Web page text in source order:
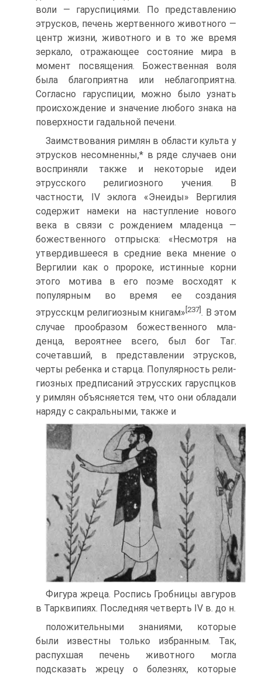
воли — гаруспициями. По представле­нию
этрусков, печень жертвенного животного —
центр жизни, животного и в то же время
зеркало, отражающее состояние мира в
момент посвящения. Божественная воля
была благоприятна или неблагоприятна.
Согласно гаруспиции, можно было узнать
происхождение и значение любого знака на
поверхности га­дальной печени.
Заимствования римлян в области культа у
этрусков несом­ненны,* в ряде случаев они
восприняли также и некоторые идеи
этрусского религиозного учения. В
частности, IV эклога «Эне­иды» Вергилия
содержит намеки на наступление нового
века в связи с рождением младенца —
божественного отпрыска: «Несмотря на
утвердившееся в средние века мнение о
Вергилии как о пророке, истинные корни
этого мотива в его поэме восхо­дят к
популярным во время ее создания
этрусскцм религиоз­ным книгам» [237] . В этом
случае прообразом божественного мла­
денца, вероятнее всего, был бог Таг.
сочетавший, в представле­нии этрусков,
черты ребенка и старца. Популярность рели­
гиозных предписаний этрусских гаруспцков
у римлян объяс­няется тем, что они обладали
наряду с сакральными, также и
Фигура жреца. Роспись Гробницы авгуров
в Тарквипиях. Последняя четверть IV в. до н.
положительными знаниями, которые
были известны только из­бранным. Так,
распухшая печень животного могла
подсказать жрецу о болезнях, которые